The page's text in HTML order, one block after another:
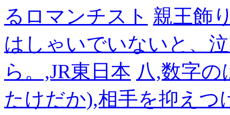
るロマンチスト 親王飾
はしゃいでいないと、
ら。,JR東日本 八,数字
たけだか),相手を抑えつ